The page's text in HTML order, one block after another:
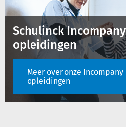
Schulinck Incompany
opleidingen
Meer over onze Incompany
opleidingen